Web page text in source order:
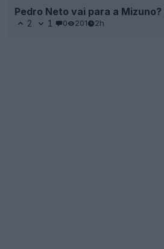
Pedro Neto vai para a Mizuno?
2 1 0 201 2h